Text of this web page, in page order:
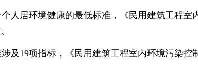
居环境健康的最低标准，《民用建筑工程室
19项指标，《民用建筑工程室内环境污染控